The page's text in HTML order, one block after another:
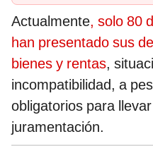
Actualmente, solo 80
han presentado sus
bienes y rentas,
incompatibilidad, a
obligatorios para
juramentación.